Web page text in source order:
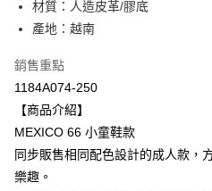
運送方式
每筆NT$80，滿NT$6,000(含以上)
萊爾富取貨付款
每筆NT$80，滿NT$6,000(含以上)
材質：人造皮革/膠底
產地：越南
銷售重點
1184A074-250
【商品介紹】
MEXICO 66 小童鞋款
同步販售相同配色設計的成人款，
樂趣。